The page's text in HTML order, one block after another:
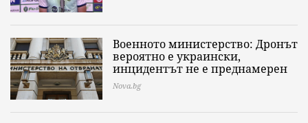
Военното министерство: Дронът
вероятно е украински,
инцидентът не е преднамерен
Nova.bg